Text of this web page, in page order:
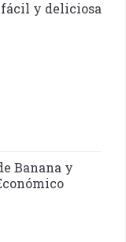
fácil y deliciosa
Banana y